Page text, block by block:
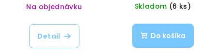
Na objednávku
Detail
Skladom (6 ks)
Do košíka